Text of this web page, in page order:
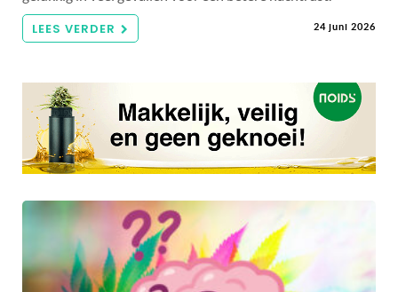
LEES VERDER 24 juni 2026